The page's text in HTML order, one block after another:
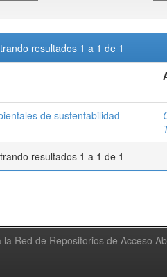
resultados 1 a 1 de 1
de sustentabilidad
resultados 1 a 1 de 1
Red de Repositorios de Acceso